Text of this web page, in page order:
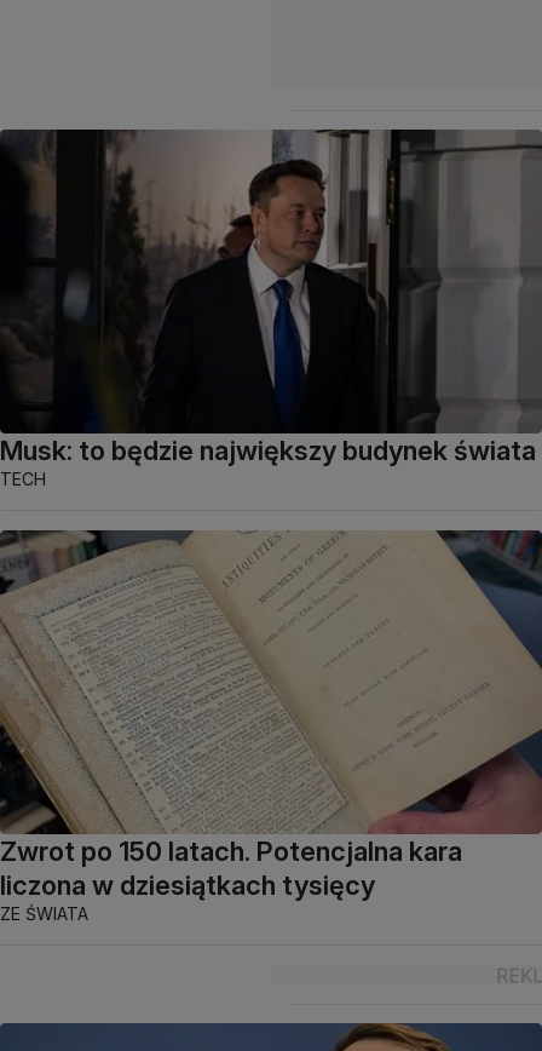
Musk: to będzie największy budynek świata
TECH
Zwrot po 150 latach. Potencjalna kara
liczona w dziesiątkach tysięcy
ZE ŚWIATA